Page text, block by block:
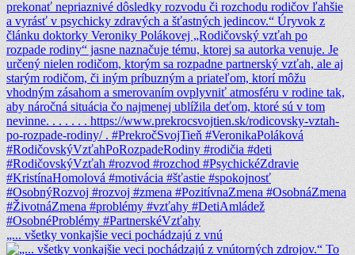
„... všetky vonkajšie veci pochádzajú z vnú